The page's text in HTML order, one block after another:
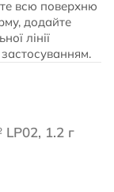
всю поверхню
додайте
лінії
1.2 г